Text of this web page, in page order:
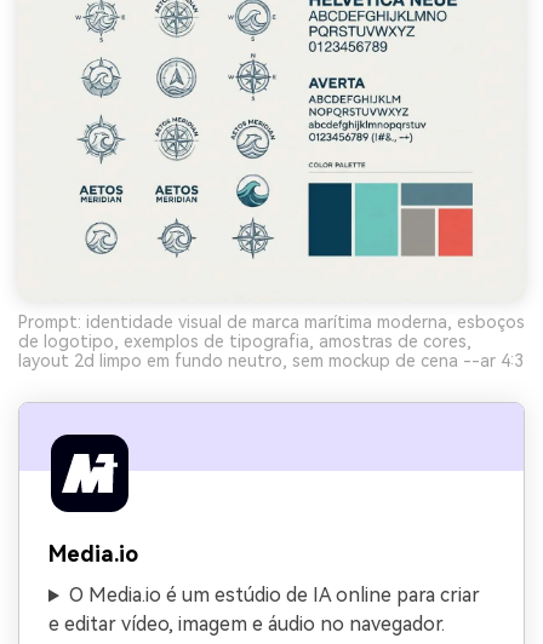
Prompt: identidade visual de marca marítima moderna, esboços
de logotipo, exemplos de tipografia, amostras de cores,
layout 2d limpo em fundo neutro, sem mockup de cena --ar 4:3
Media.io
O Media.io é um estúdio de IA online para criar
e editar vídeo, imagem e áudio no navegador.